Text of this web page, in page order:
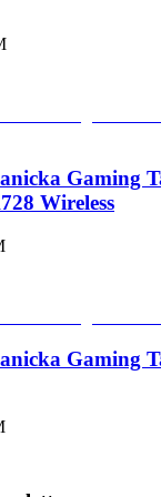
Gaming
Wireless
Gaming